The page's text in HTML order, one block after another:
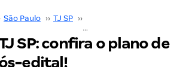
São Paulo ›› TJ SP ››
SP: confira o plano de
edital!